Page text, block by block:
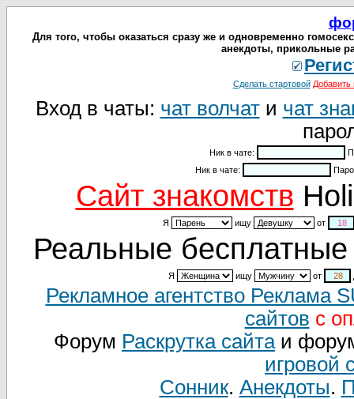
Для того, чтобы оказаться сразу же и одновременно
анекдоты, прикольные
Сделать стартовой Добавить
Вход в чаты: чат волчати чат
Ник в чате:
Ник в чате:
Cайт знакомств
Я ищу от
Реальные бесплатные
Я ищу от
Рекламное агентство Реклама
сайтов с
Форум Раскрутка сайтаи
игровой
Сонник. Анекдоты.